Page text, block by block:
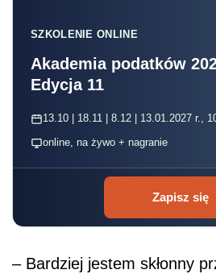
SZKOLENIE ONLINE
Akademia podatków
Edycja 11
13.10 | 18.11 | 8.12 | 13.01.2027 r.,
online, na żywo + nagranie
Zapisz się
– Bardziej jestem skłonny